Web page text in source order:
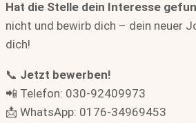
Hat die Stelle dein Interesse
nicht und bewirb dich – dein neuer
dich!
📞 Jetzt bewerben!
📲 Telefon: 030-92409973
📩 WhatsApp: 0176-34969453